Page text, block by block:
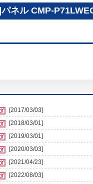
ネル CMP-
[2017/03/03]
[2018/03/01]
[2019/03/01]
[2020/03/03]
[2021/04/23]
[2022/08/03]